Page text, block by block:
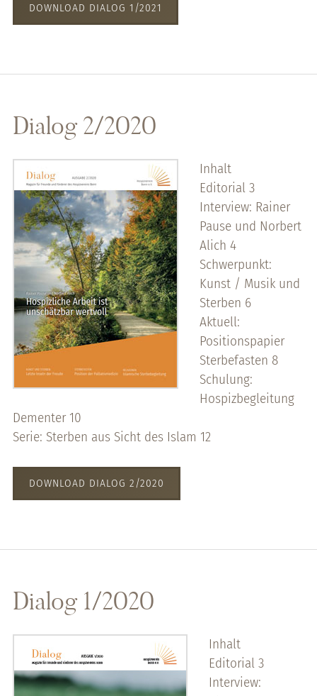
DOWNLOAD DIALOG 1/2021
Dialog 2/2020
Inhalt
Editorial 3
Interview: Rainer
Pause und Norbert
Alich 4
Schwerpunkt:
Kunst / Musik und
Sterben 6
Aktuell:
Positionspapier
Sterbefasten 8
Schulung:
Hospizbegleitung
Dementer 10
Serie: Sterben aus Sicht des Islam 12
DOWNLOAD DIALOG 2/2020
Dialog 1/2020
Inhalt
Editorial 3
Interview: